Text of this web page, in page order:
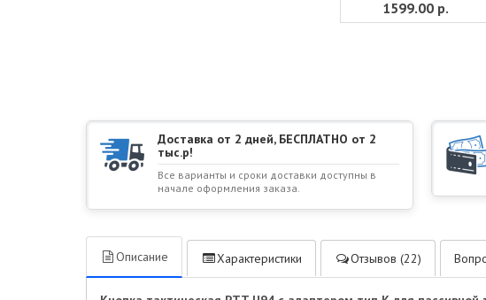
1599.00р.
Доставка от 2 дней, БЕСПЛАТНО от 2
тыс.р!
Все варианты и сроки доставки доступны в
начале оформления заказа.
Описание Характеристики Отзывов (22)